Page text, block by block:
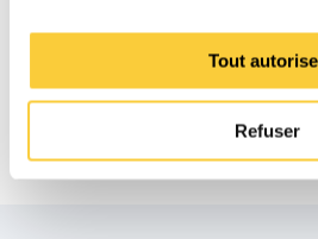
Tout
Refuser
Article Expansion /